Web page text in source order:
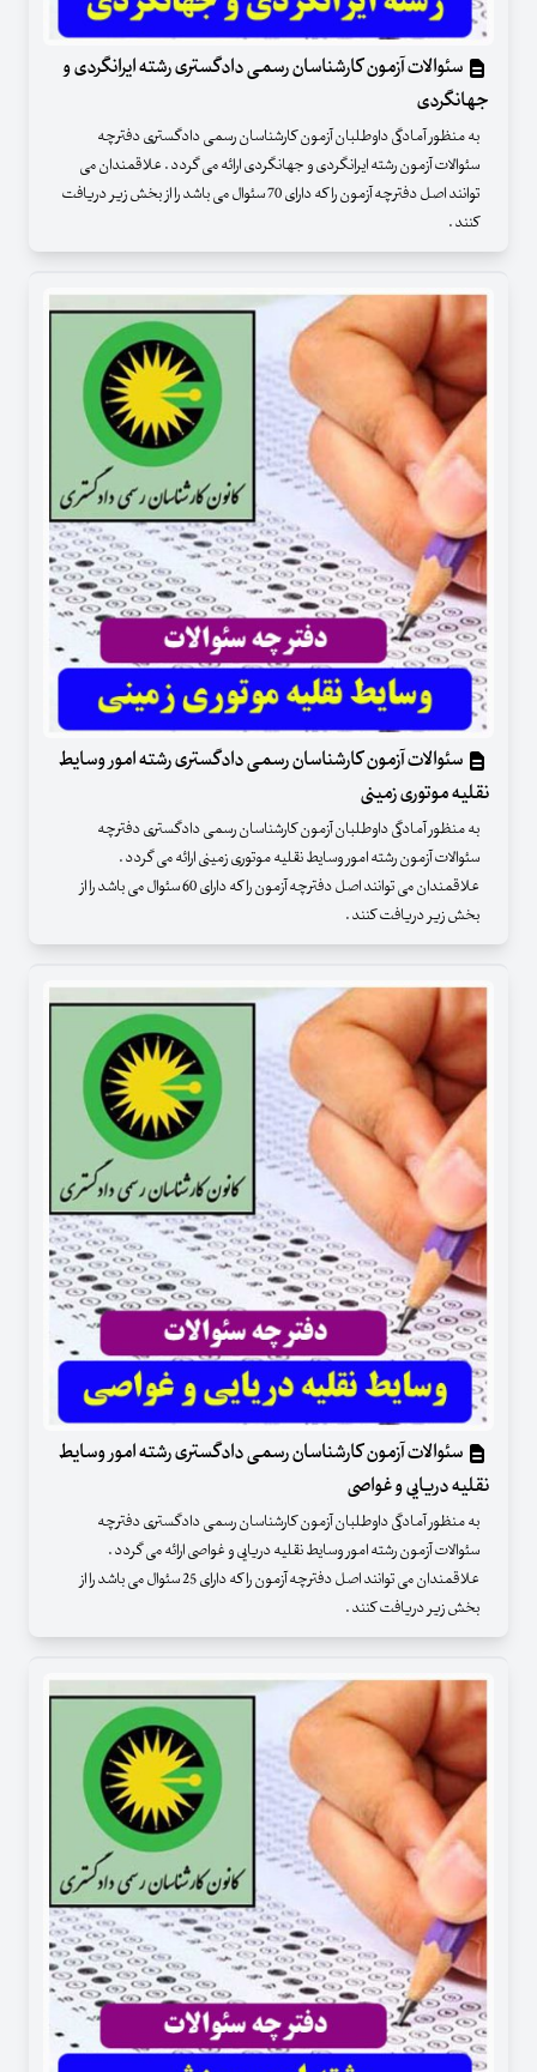
سئوالات آزمون کارشناسان رسمی دادگستری رشته ایرانگردی و
جهانگردی
به منظور آمادگی داوطلبان آزمون کارشناسان رسمی دادگستری دفترچه
سئوالات آزمون رشته ایرانگردی و جهانگردی ارائه می گردد . علاقمندان می
توانند اصل دفترچه آزمون را که دارای 70 سئوال می باشد را از بخش زیر دریافت
کنند .
سئوالات آزمون کارشناسان رسمی دادگستری رشته امور وسایط
نقلیه موتوری زمینی
به منظور آمادگی داوطلبان آزمون کارشناسان رسمی دادگستری دفترچه
سئوالات آزمون رشته امور وسایط نقلیه موتوری زمینی ارائه می گردد .
علاقمندان می توانند اصل دفترچه آزمون را که دارای 60 سئوال می باشد را از
بخش زیر دریافت کنند .
سئوالات آزمون کارشناسان رسمی دادگستری رشته امور وسایط
نقلیه دریایی و غواصی
به منظور آمادگی داوطلبان آزمون کارشناسان رسمی دادگستری دفترچه
سئوالات آزمون رشته امور وسایط نقلیه دریایی و غواصی ارائه می گردد .
علاقمندان می توانند اصل دفترچه آزمون را که دارای 25 سئوال می باشد را از
بخش زیر دریافت کنند .